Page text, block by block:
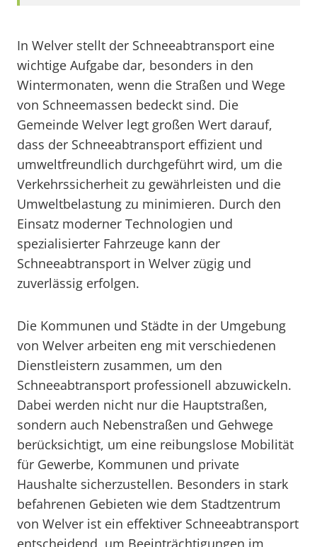
In Welver stellt der Schneeabtransport eine
wichtige Aufgabe dar, besonders in den
Wintermonaten, wenn die Straßen und Wege
von Schneemassen bedeckt sind. Die
Gemeinde Welver legt großen Wert darauf,
dass der Schneeabtransport effizient und
umweltfreundlich durchgeführt wird, um die
Verkehrssicherheit zu gewährleisten und die
Umweltbelastung zu minimieren. Durch den
Einsatz moderner Technologien und
spezialisierter Fahrzeuge kann der
Schneeabtransport in Welver zügig und
zuverlässig erfolgen.
Die Kommunen und Städte in der Umgebung
von Welver arbeiten eng mit verschiedenen
Dienstleistern zusammen, um den
Schneeabtransport professionell abzuwickeln.
Dabei werden nicht nur die Hauptstraßen,
sondern auch Nebenstraßen und Gehwege
berücksichtigt, um eine reibungslose Mobilität
für Gewerbe, Kommunen und private
Haushalte sicherzustellen. Besonders in stark
befahrenen Gebieten wie dem Stadtzentrum
von Welver ist ein effektiver Schneeabtransport
entscheidend, um Beeinträchtigungen im